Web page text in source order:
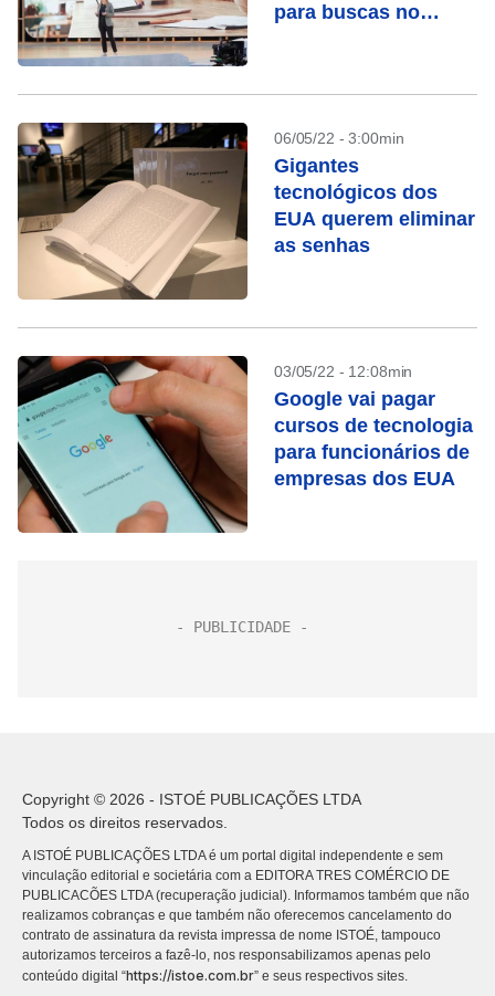
para buscas no
06/05/22 - 3:00min
Gigantes
tecnológicos dos
EUA querem eliminar
as senhas
03/05/22 - 12:08min
Google vai pagar
cursos de tecnologia
para funcionários de
empresas dos EUA
Copyright © 2026 - ISTOÉ PUBLICAÇÕES LTDA
Todos os direitos reservados.
A ISTOÉ PUBLICAÇÕES LTDA é um portal digital independente e sem
vinculação editorial e societária com a EDITORA TRES COMÉRCIO DE
PUBLICACÕES LTDA (recuperação judicial). Informamos também que não
realizamos cobranças e que também não oferecemos cancelamento do
contrato de assinatura da revista impressa de nome ISTOÉ, tampouco
autorizamos terceiros a fazê-lo, nos responsabilizamos apenas pelo
conteúdo digital “https://istoe.com.br” e seus respectivos sites.